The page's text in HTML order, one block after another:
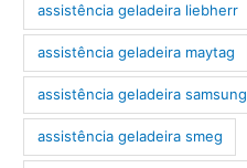
assistência geladeira liebherr
assistência geladeira maytag
assistência geladeira samsung
assistência geladeira smeg